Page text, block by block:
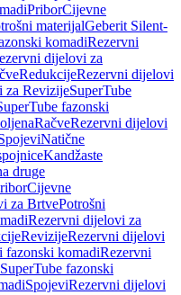
PriborCijevne
materijalGeberit Silent-
komadiRezervni
dijelovi za
RedukcijeRezervni dijelovi
za RevizijeSuperTube
fazonski
RačveRezervni dijelovi
Natične
Kandžaste
druge
Cijevne
za BrtvePotrošni
Rezervni dijelovi za
RevizijeRezervni dijelovi
fazonski komadiRezervni
SuperTube fazonski
SpojeviRezervni dijelovi